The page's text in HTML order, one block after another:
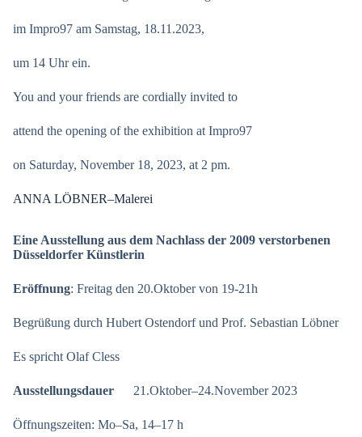
im Impro97 am Samstag, 18.11.2023,
um 14 Uhr ein.
You and your friends are cordially invited to
attend the opening of the exhibition at Impro97
on Saturday, November 18, 2023, at 2 pm.
ANNA LÖBNER–Malerei
Eine Ausstellung aus dem Nachlass der 2009 verstorbenen
Düsseldorfer Künstlerin
Eröffnung: Freitag den 20.Oktober von 19-21h
Begrüßung durch Hubert Ostendorf und Prof. Sebastian Löbner
Es spricht Olaf Cless
Ausstellungsdauer 21.Oktober–24.November 2023
Öffnungszeiten: Mo–Sa, 14–17 h